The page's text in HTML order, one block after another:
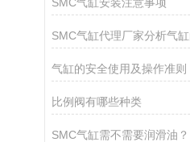
气缸的安全使用及操作准则
比例阀有哪些种类
SMC气缸需不需要润滑油？